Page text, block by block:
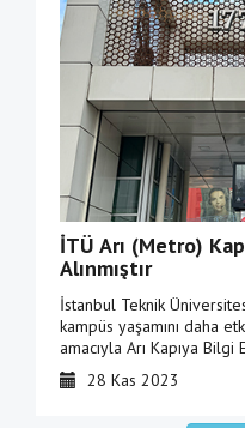
İTÜ Arı (Metro)
Alınmıştır
İstanbul Teknik
kampüs yaşamını daha
amacıyla Arı Kapıya Bilgi
üniversitemizin daha hızlı ve bilgilendirici bir iletişim
deneyimi yaşamasını
28 Kas 2023